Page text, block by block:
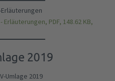
Erläuterungen
Erläuterungen, PDF, 148.62 KB,
2019
Umlage 2019